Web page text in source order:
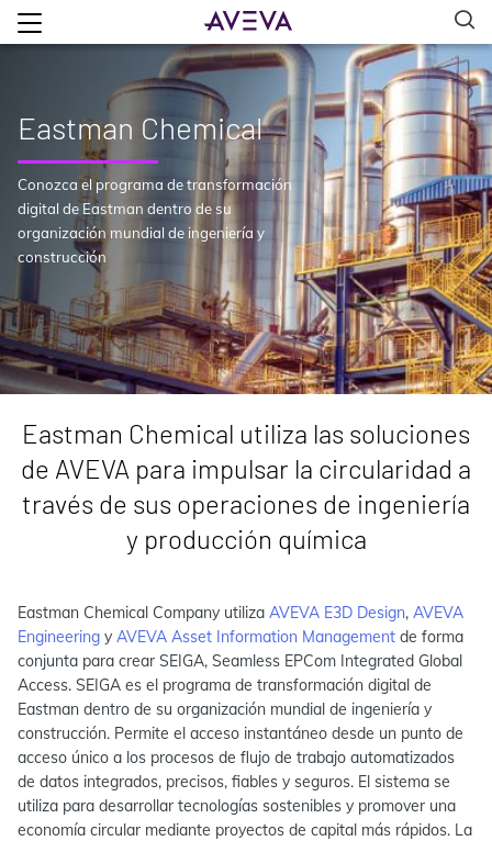
Eastman Chemical
Conozca el programa de transformación
digital de Eastman dentro de su
organización mundial de ingeniería y
construcción
Eastman Chemical utiliza las soluciones
de AVEVA para impulsar la circularidad a
través de sus operaciones de ingeniería
y producción química
Eastman Chemical Company utiliza AVEVA E3D Design, AVEVA
Engineering y AVEVA Asset Information Management de forma
conjunta para crear SEIGA, Seamless EPCom Integrated Global
Access. SEIGA es el programa de transformación digital de
Eastman dentro de su organización mundial de ingeniería y
construcción. Permite el acceso instantáneo desde un punto de
acceso único a los procesos de flujo de trabajo automatizados
de datos integrados, precisos, fiables y seguros. El sistema se
utiliza para desarrollar tecnologías sostenibles y promover una
economía circular mediante proyectos de capital más rápidos. La